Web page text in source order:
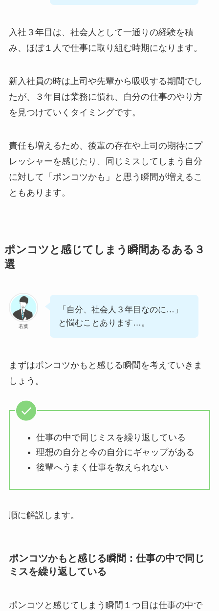
入社３年目は、社会人として一通りの経験を積
み、ほぼ１人で仕事に取り組む時期になります。
新入社員の時は上司や先輩から吸収する期間でし
たが、３年目は業務に慣れ、自分の仕事のやり方
を見つけていくタイミングです。
責任も増えるため、後輩の存在や上司の期待にプ
レッシャーを感じたり、同じミスしてしまう自分
に対して「ポンコツかも」と思う瞬間が増えるこ
ともあります。
ポンコツと感じてしまう瞬間あるある３
選
若葉
「自分、社会人３年目なのに…」
と悩むことあります…。
まずはポンコツかもと感じる瞬間を考えていきま
しょう。
仕事の中で同じミスを繰り返している
理想の自分と今の自分にギャップがある
後輩へうまく仕事を教えられない
順に解説します。
ポンコツかもと感じる瞬間：仕事の中で同じ
ミスを繰り返している
ポンコツと感じてしまう瞬間１つ目は仕事の中で